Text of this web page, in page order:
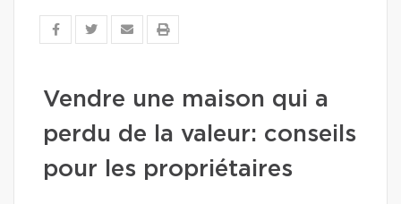
Vendre une maison qui a
perdu de la valeur: conseils
pour les propriétaires